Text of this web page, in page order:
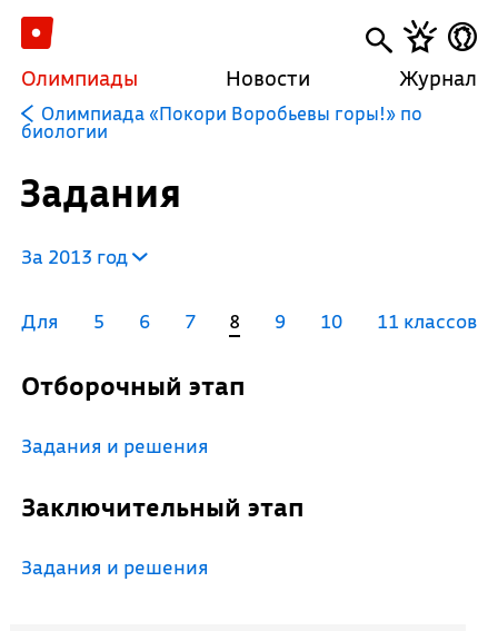
Олимпиады Новости Журнал
Олимпиада «Покори Воробьевы горы!» по
биологии
Задания
За 2013 год
Для 5 6 7 8 9 10 11 классов
Отборочный этап
Задания и решения
Заключительный этап
Задания и решения